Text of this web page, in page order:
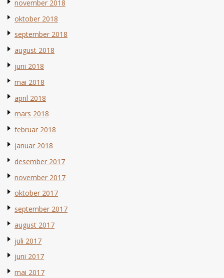
november 2018
oktober 2018
september 2018
august 2018
juni 2018
mai 2018
april 2018
mars 2018
februar 2018
januar 2018
desember 2017
november 2017
oktober 2017
september 2017
august 2017
juli 2017
juni 2017
mai 2017